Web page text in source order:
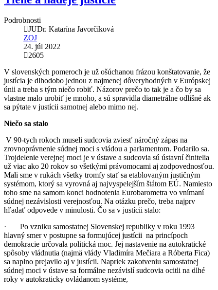
Podrobnosti
JUDr. Katarína Javorčíková
ZOJ
24. júl 2022
2605
V slovenských pomeroch je už ošúchanou frázou konštatovanie, že
justícia je dlhodobo jednou z najmenej dôveryhodných v Európskej
únii a treba s tým niečo robiť. Názorov prečo to tak je a čo by sa
vlastne malo urobiť je mnoho, a sú spravidla diametrálne odlišné ak
sa pýtate v justícii samotnej alebo mimo nej.
Niečo sa stalo
V 90-tych rokoch museli sudcovia zviesť náročný zápas na
zrovnoprávnenie súdnej moci s vládou a parlamentom. Podarilo sa.
Trojdelenie verejnej moci je v ústave a sudcovia sú ústavní činitelia
už viac ako 20 rokov so všetkými právomocami aj zodpovednosťou.
Mali sme v rukách všetky tromfy stať sa etablovaným justičným
systémom, ktorý sa vyrovná aj najvyspelejším štátom EÚ. Namiesto
toho sme na samom konci hodnotenia Eurobarometra vo vnímaní
súdnej nezávislosti verejnosťou. Na otázku prečo, treba najprv
hľadať odpovede v minulosti. Čo sa v justícii stalo:
· Po vzniku samostatnej Slovenskej republiky v roku 1993
hlavný smer v postupne sa formujúcej justícii na princípoch
demokracie určovala politická moc. Jej nastavenie na autokratické
spôsoby vládnutia (najmä vlády Vladimíra Mečiara a Róberta Fica)
sa naplno prejavilo aj v justícii. Napriek zakotveniu samostatnej
súdnej moci v ústave sa formálne nezávislí sudcovia ocitli na dlhé
roky v autokraticky ovládanom systéme,